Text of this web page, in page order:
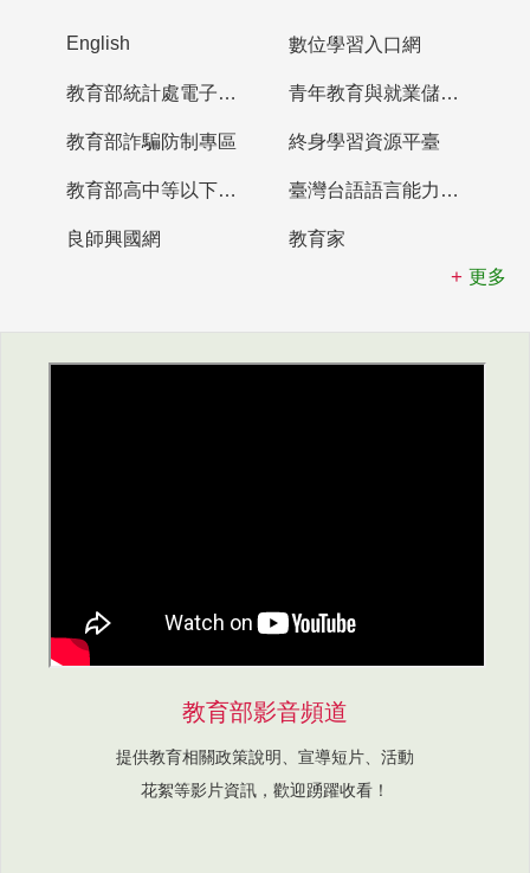
English 數位學習入口網
教育部統計處電子書櫃 青年教育與就業儲蓄帳戶
教育部詐騙防制專區 終身學習資源平臺
教育部高中等以下學校及幼兒園教師資格檢定考試 臺灣台語語言能力認證網站
良師興國網
教育家
更多
教育部影音頻道
提供教育相關政策說明、宣導短片、活動
花絮等影片資訊，歡迎踴躍收看！